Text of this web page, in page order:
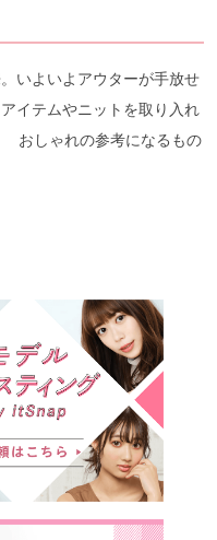
いよいよアウターが手放せ
イテムやニットを取り入れ
おしゃれの参考になるもの